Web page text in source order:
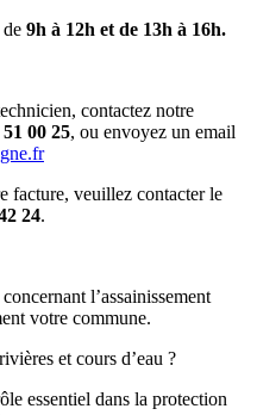
9h à 12h et de 13h à 16h.
contactez notre
00 25, ou envoyez un email
facture, veuillez contacter le
24.
l’assainissement
votre commune.
et cours d’eau ?
essentiel dans la protection